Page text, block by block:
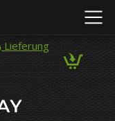
Lieferung